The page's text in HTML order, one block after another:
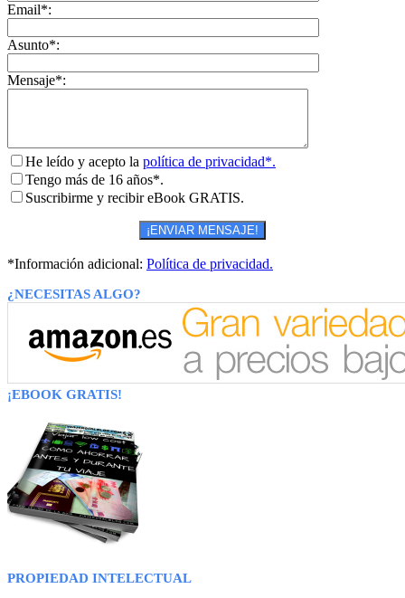
Email*:
Asunto*:
Mensaje*:
He leído y acepto la política de privacidad*.
Tengo más de 16 años*.
Suscribirme y recibir eBook GRATIS.
*Información adicional: Política de privacidad.
¿NECESITAS ALGO?
¡EBOOK GRATIS!
PROPIEDAD INTELECTUAL